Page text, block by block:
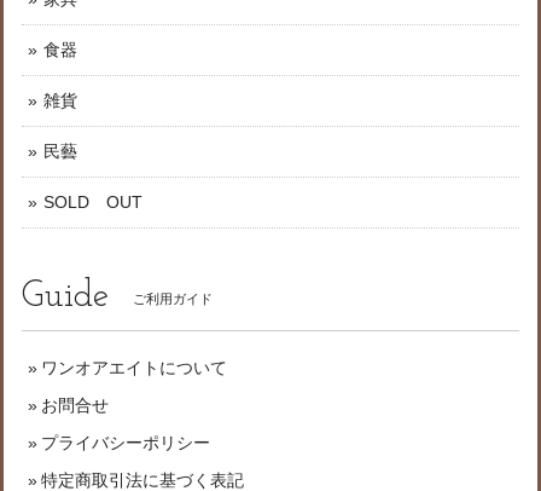
食器
雑貨
民藝
SOLD OUT
Guide ご利用ガイド
ワンオアエイトについて
お問合せ
プライバシーポリシー
特定商取引法に基づく表記